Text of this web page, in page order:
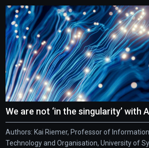
We are not ‘in the singularity’ with
Authors: Kai Riemer, Professor of Information
Technology and Organisation, University of